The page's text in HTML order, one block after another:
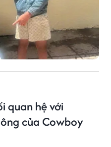
quan hệ với
của Cowboy